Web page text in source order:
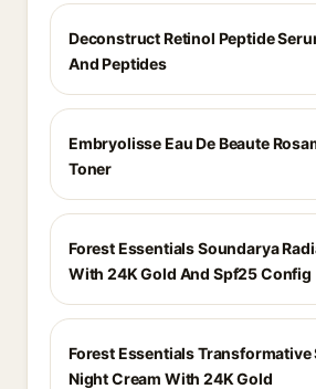
Deconstruct Retinol Peptide
And Peptides
Embryolisse Eau De Beaute
Toner
Forest Essentials Soundarya
With 24K Gold And Spf25 Config
Forest Essentials Transformative
Night Cream With 24K Gold